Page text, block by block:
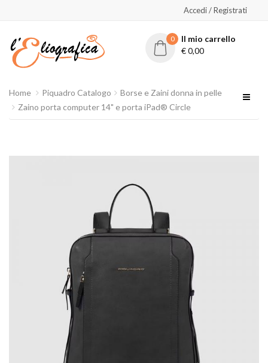
Accedi / Registrati
0
Il mio carrello
€0,00
Home Piquadro Catalogo
Borse e Zaini donna in pelle
Zaino porta computer 14" e porta iPad® Circle